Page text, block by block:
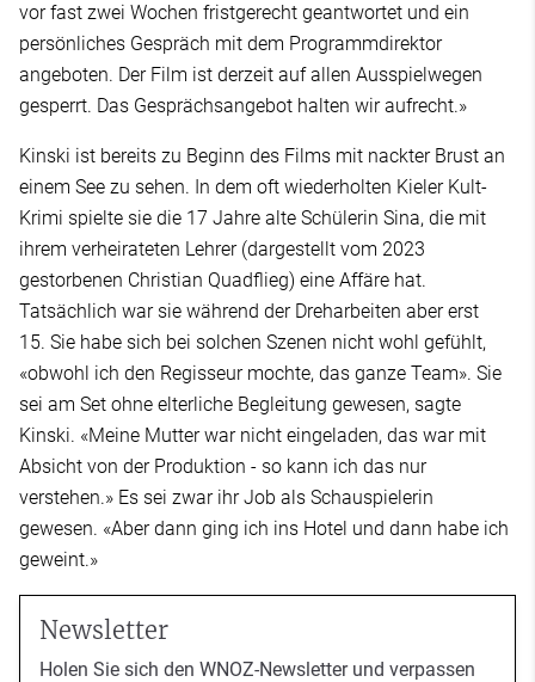
vor fast zwei Wochen fristgerecht geantwortet und ein
persönliches Gespräch mit dem Programmdirektor
angeboten. Der Film ist derzeit auf allen Ausspielwegen
gesperrt. Das Gesprächsangebot halten wir aufrecht.»
Kinski ist bereits zu Beginn des Films mit nackter Brust an
einem See zu sehen. In dem oft wiederholten Kieler Kult-
Krimi spielte sie die 17 Jahre alte Schülerin Sina, die mit
ihrem verheirateten Lehrer (dargestellt vom 2023
gestorbenen Christian Quadflieg) eine Affäre hat.
Tatsächlich war sie während der Dreharbeiten aber erst
15. Sie habe sich bei solchen Szenen nicht wohl gefühlt,
«obwohl ich den Regisseur mochte, das ganze Team». Sie
sei am Set ohne elterliche Begleitung gewesen, sagte
Kinski. «Meine Mutter war nicht eingeladen, das war mit
Absicht von der Produktion - so kann ich das nur
verstehen.» Es sei zwar ihr Job als Schauspielerin
gewesen. «Aber dann ging ich ins Hotel und dann habe ich
geweint.»
Newsletter
Holen Sie sich den WNOZ-Newsletter und verpassen